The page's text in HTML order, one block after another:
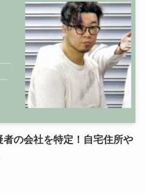
者の会社を特定！自宅住所や